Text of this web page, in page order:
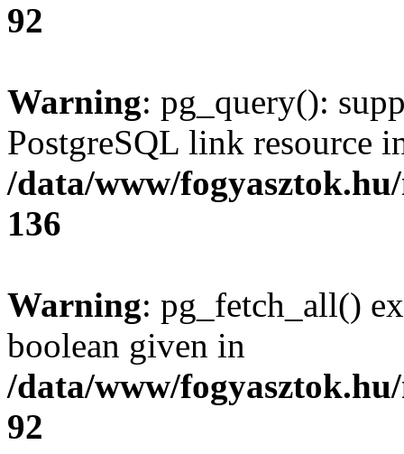
92
Warning: pg_query():
PostgreSQL link resource
/data/www/
136
Warning: pg_fetch_all()
boolean given in
/data/www/
92